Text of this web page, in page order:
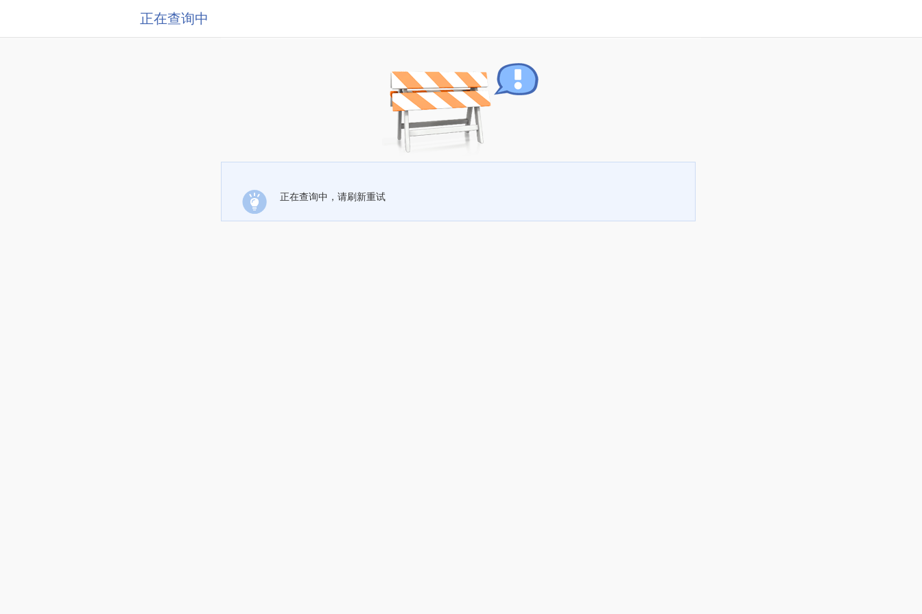
正在查询中
正在查询中，请刷新重试